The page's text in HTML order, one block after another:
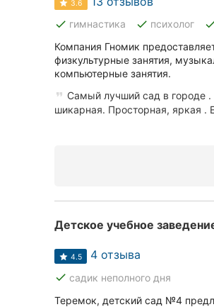
3.6
done гимнастика done психолог
Компания Гномик
физкультурные занятия,
компьютерные занятия.
Самый лучший сад в городе .
шикарная. Просторная, яркая .
Детское учебное
4.5 4 отзыва
done садик неполного дня
Теремок, детский сад №4